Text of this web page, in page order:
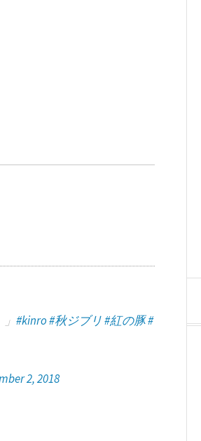
」#kinro#秋ジブリ#紅の豚#
2, 2018